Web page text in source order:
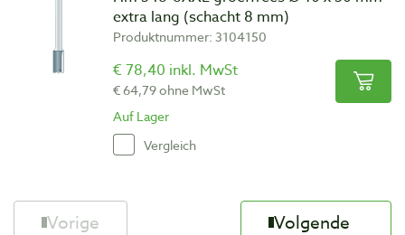
extra lang (schacht 8 mm)
Produktnummer: 3104150
€ 78,40 inkl. MwSt
€ 64,79 ohne MwSt
Auf Lager
Vergleich
Vorige Volgende